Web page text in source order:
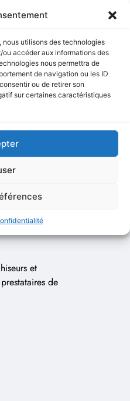
nous utilisons des technologies
accéder aux informations des
nous permettra de
de navigation ou les ID
ou de retirer son
sur certaines caractéristiques
n'est disponible
et
de